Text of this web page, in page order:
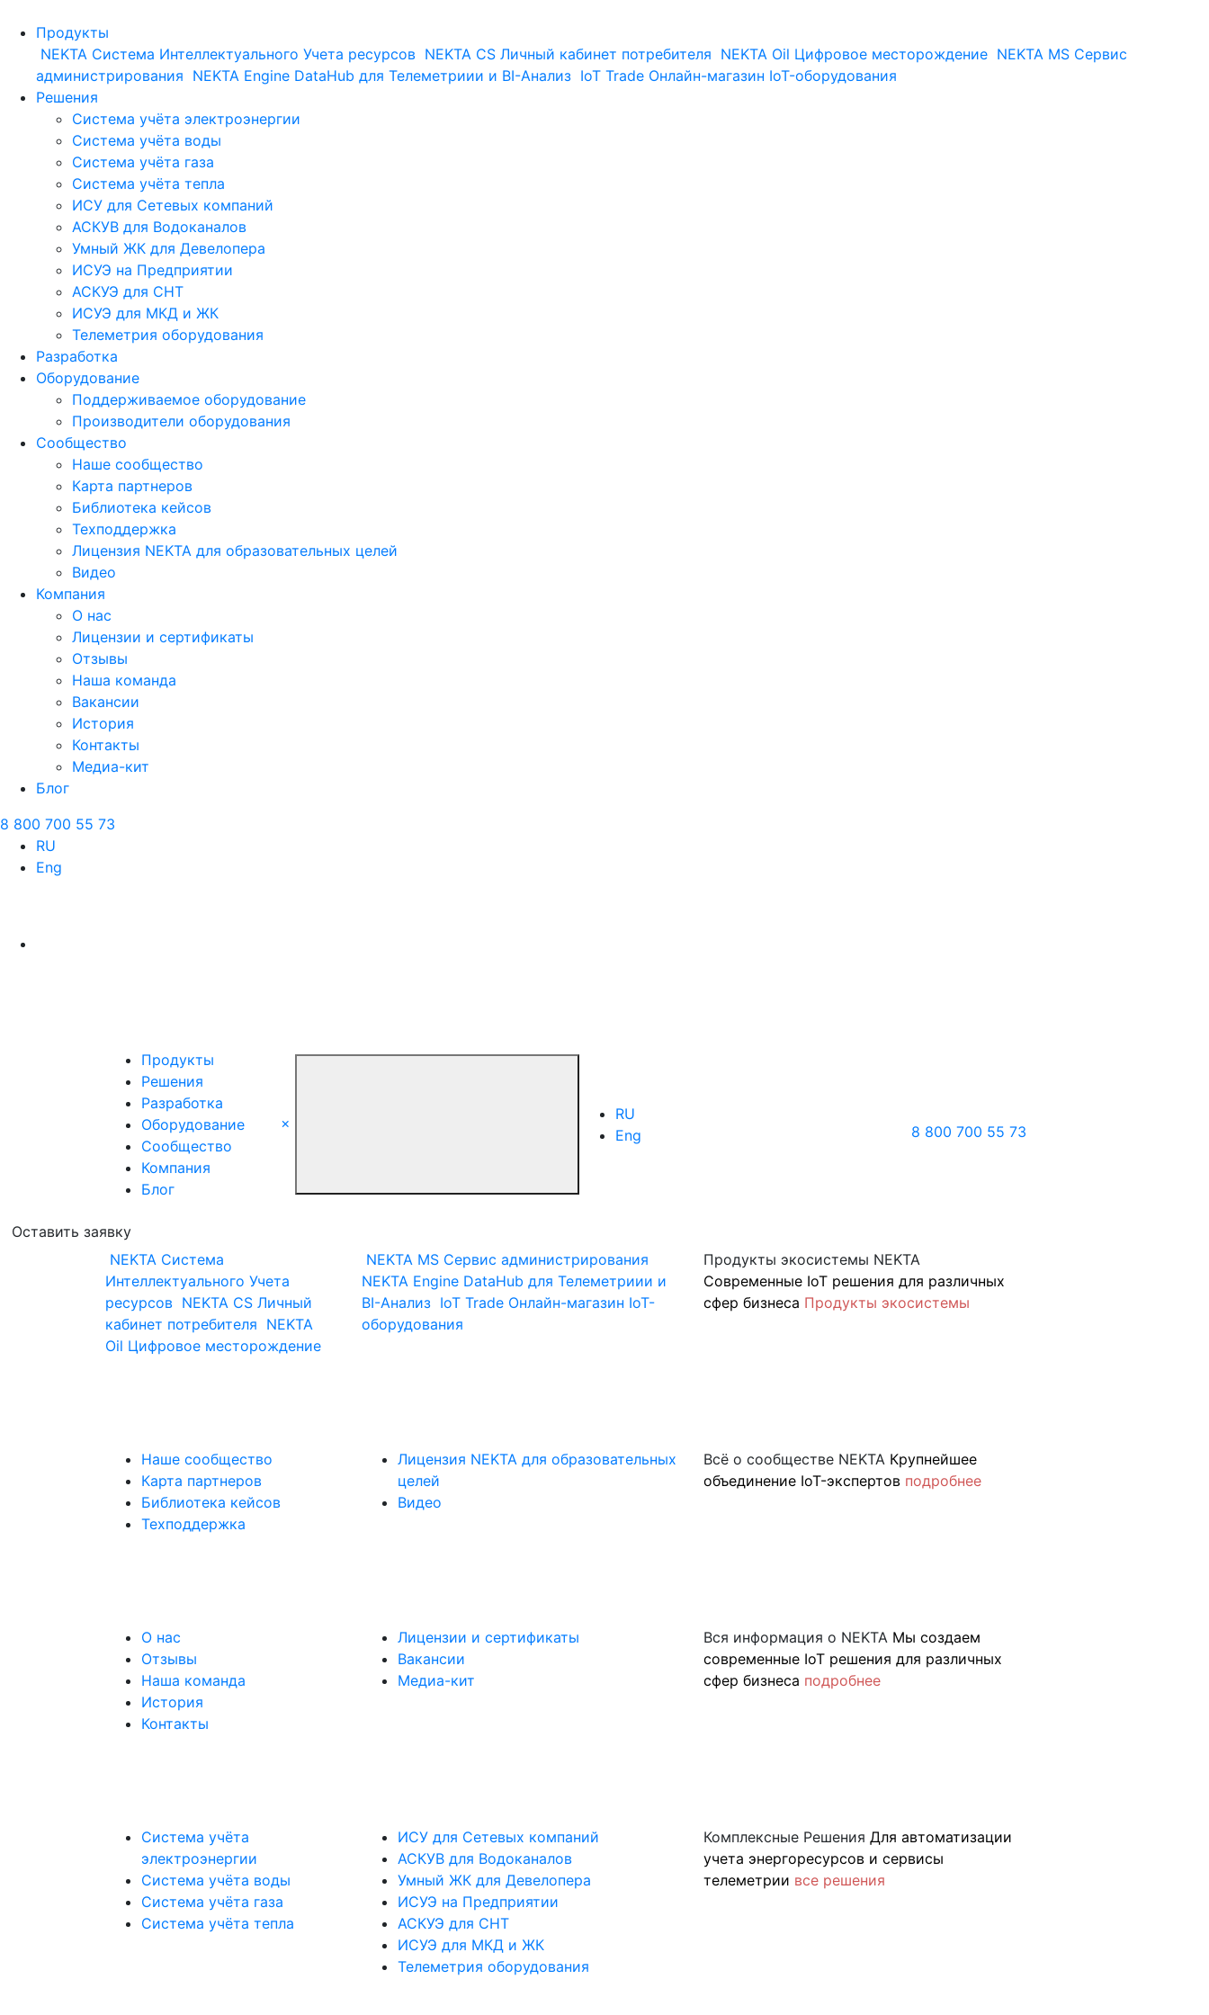
Продукты
NEKTA Система Интеллектуального Учета ресурсов NEKTA CS Личный кабинет потребителя NEKTA Oil Цифровое месторождение NEKTA MS Сервис
администрирования NEKTA Engine DataHub для Телеметриии и BI-Анализ IoT Trade Онлайн-магазин IoT-оборудования
Решения
Система учёта электроэнергии
Система учёта воды
Система учёта газа
Система учёта тепла
ИСУ для Сетевых компаний
АСКУВ для Водоканалов
Умный ЖК для Девелопера
ИСУЭ на Предприятии
АСКУЭ для СНТ
ИСУЭ для МКД и ЖК
Телеметрия оборудования
Разработка
Оборудование
Поддерживаемое оборудование
Производители оборудования
Сообщество
Наше сообщество
Карта партнеров
Библиотека кейсов
Техподдержка
Лицензия NEKTA для образовательных целей
Видео
Компания
О нас
Лицензии и сертификаты
Отзывы
Наша команда
Вакансии
История
Контакты
Медиа-кит
Блог
8 800 700 55 73
RU
Eng
Продукты
Решения
Разработка
Оборудование
Сообщество
Компания
Блог
×
RU
Eng
8 800 700 55 73
Оставить заявку
NEKTA Система
Интеллектуального Учета
ресурсов NEKTA CS Личный
кабинет потребителя NEKTA
Oil Цифровое месторождение
NEKTA MS Сервис администрирования
NEKTA Engine DataHub для Телеметриии и
BI-Анализ IoT Trade Онлайн-магазин IoT-
оборудования
Продукты экосистемы NEKTA
Современные IoT решения для различных
сфер бизнеса Продукты экосистемы
Наше сообщество
Карта партнеров
Библиотека кейсов
Техподдержка
Лицензия NEKTA для образовательных
целей
Видео
Всё о сообществе NEKTA Крупнейшее
объединение IoT-экспертов подробнее
О нас
Отзывы
Наша команда
История
Контакты
Лицензии и сертификаты
Вакансии
Медиа-кит
Вся информация о NEKTA Мы создаем
современные IoT решения для различных
сфер бизнеса подробнее
Система учёта
электроэнергии
Система учёта воды
Система учёта газа
Система учёта тепла
ИСУ для Сетевых компаний
АСКУВ для Водоканалов
Умный ЖК для Девелопера
ИСУЭ на Предприятии
АСКУЭ для СНТ
ИСУЭ для МКД и ЖК
Телеметрия оборудования
Комплексные Решения Для автоматизации
учета энергоресурсов и сервисы
телеметрии все решения